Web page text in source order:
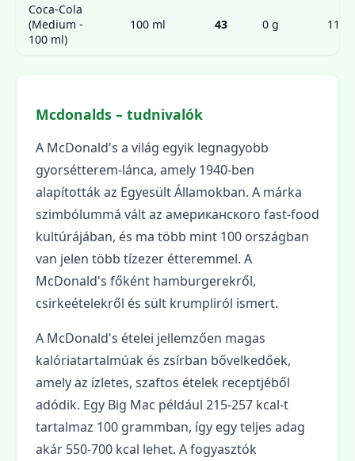
Coca-Cola
(Medium -
100 ml)
100 ml 43 0 g 11 g
Mcdonalds – tudnivalók
A McDonald's a világ egyik legnagyobb
gyorsétterem-lánca, amely 1940-ben
alapították az Egyesült Államokban. A márka
szimbólummá vált az американского fast-food
kultúrájában, és ma több mint 100 országban
van jelen több tízezer étteremmel. A
McDonald's főként hamburgerekről,
csirkeételekről és sült krumpliról ismert.
A McDonald's ételei jellemzően magas
kalóriatartalmúak és zsírban bővelkedőek,
amely az ízletes, szaftos ételek receptjéből
adódik. Egy Big Mac például 215-257 kcal-t
tartalmaz 100 grammban, így egy teljes adag
akár 550-700 kcal lehet. A fogyasztók